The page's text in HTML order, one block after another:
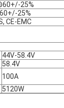
25%
25%
CE-EMC
44V-58.4V
58.4V
100A
5120W